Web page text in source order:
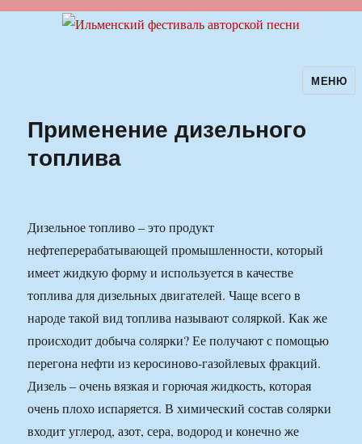
Ильменский фестиваль авторскойМЕНЮ
Применение дизельного
топлива
Дизельное топливо – это продукт
нефтеперерабатывающей промышленности, который
имеет жидкую форму и используется в качестве
топлива для дизельных двигателей. Чаще всего в
народе такой вид топлива называют соляркой. Как же
происходит добыча солярки? Ее получают с помощью
перегона нефти из керосиново-газойлевых фракций.
Дизель – очень вязкая и горючая жидкость, которая
очень плохо испаряется. В химический состав солярки
входит углерод, азот, сера, водород и конечно же